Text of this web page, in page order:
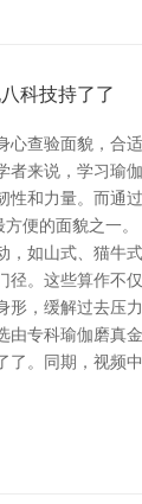
科技持了了
心查验面貌，合
者来说，学习瑜
性和力量。而通
便的面貌之一。
，如山式、猫牛
径。这些算作不
形，缓解过去压
由专科瑜伽磨真
了。同期，视频